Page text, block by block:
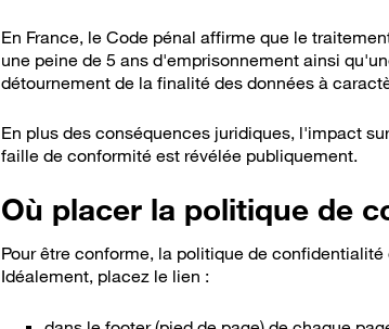
En France, le Code pénal affirme que le
une peine de 5 ans d'emprisonnement ainsi
détournement de la finalité des données à
En plus des conséquences juridiques, l'impact
faille de conformité est révélée publiquement.
Où placer la politique de
Pour être conforme, la politique de
Idéalement, placez le lien :